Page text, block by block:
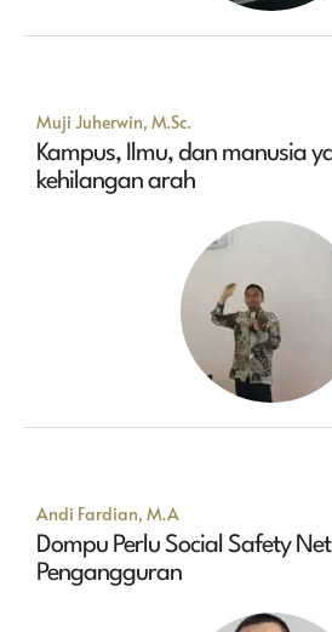
Muji Juherwin, M.Sc.
Kampus, Ilmu, dan manusia
kehilangan arah
Andi Fardian, M.A
Dompu Perlu Social Safety
Pengangguran